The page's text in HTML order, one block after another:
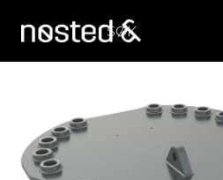
Søk